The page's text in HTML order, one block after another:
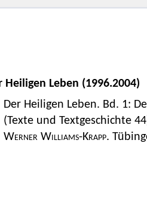
Heiligen Leben (1996.2004)
Der Heiligen Leben. Bd. 1:
(Texte und Textgeschichte
Werner Williams-Krapp.